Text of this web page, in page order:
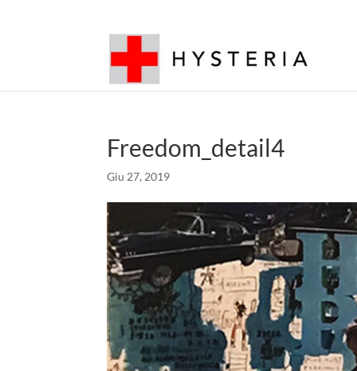
Freedom_detail4
Giu 27, 2019